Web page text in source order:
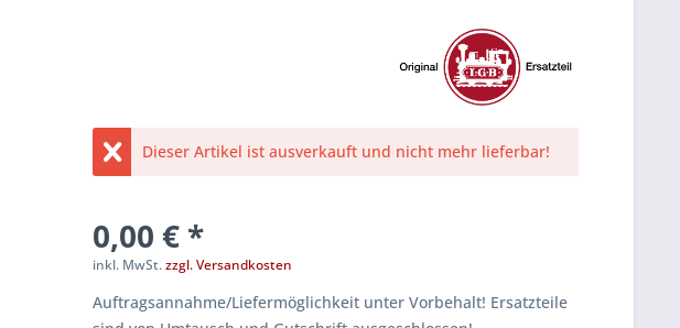
Dieser Artikel ist ausverkauft und nicht mehr lieferbar!
0,00 € *
inkl. MwSt.zzgl. Versandkosten
Auftragsannahme/Liefermöglichkeit unter Vorbehalt! Ersatzteile